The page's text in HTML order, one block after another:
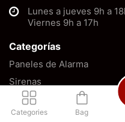
Categories Bag
Lunes a jueves 9h a
Viernes 9h a 17h
Categorías
Paneles de Alarma
Sirenas
Baterías
Barreras